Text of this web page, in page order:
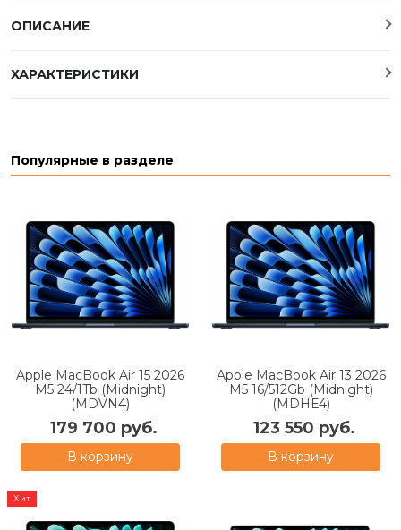
ОПИСАНИЕ
ХАРАКТЕРИСТИКИ
Популярные в разделе
Apple MacBook Air 15 2026
M5 24/1Tb (Midnight)
(MDVN4)
179 700 руб.
В корзину
Apple MacBook Air 13 2026
M5 16/512Gb (Midnight)
(MDHE4)
123 550 руб.
В корзину
Хит